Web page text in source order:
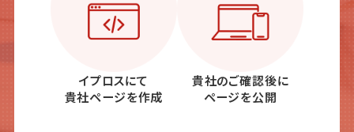
イプロスにて
貴社ページを作成
貴社のご確認後に
ページを公開